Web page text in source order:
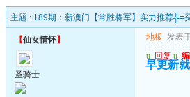
主题 : 189期：新澳门【常胜将军】实力推荐╬=
【仙女情怀】
圣骑士
地板 发表
u 回复 u
早更新